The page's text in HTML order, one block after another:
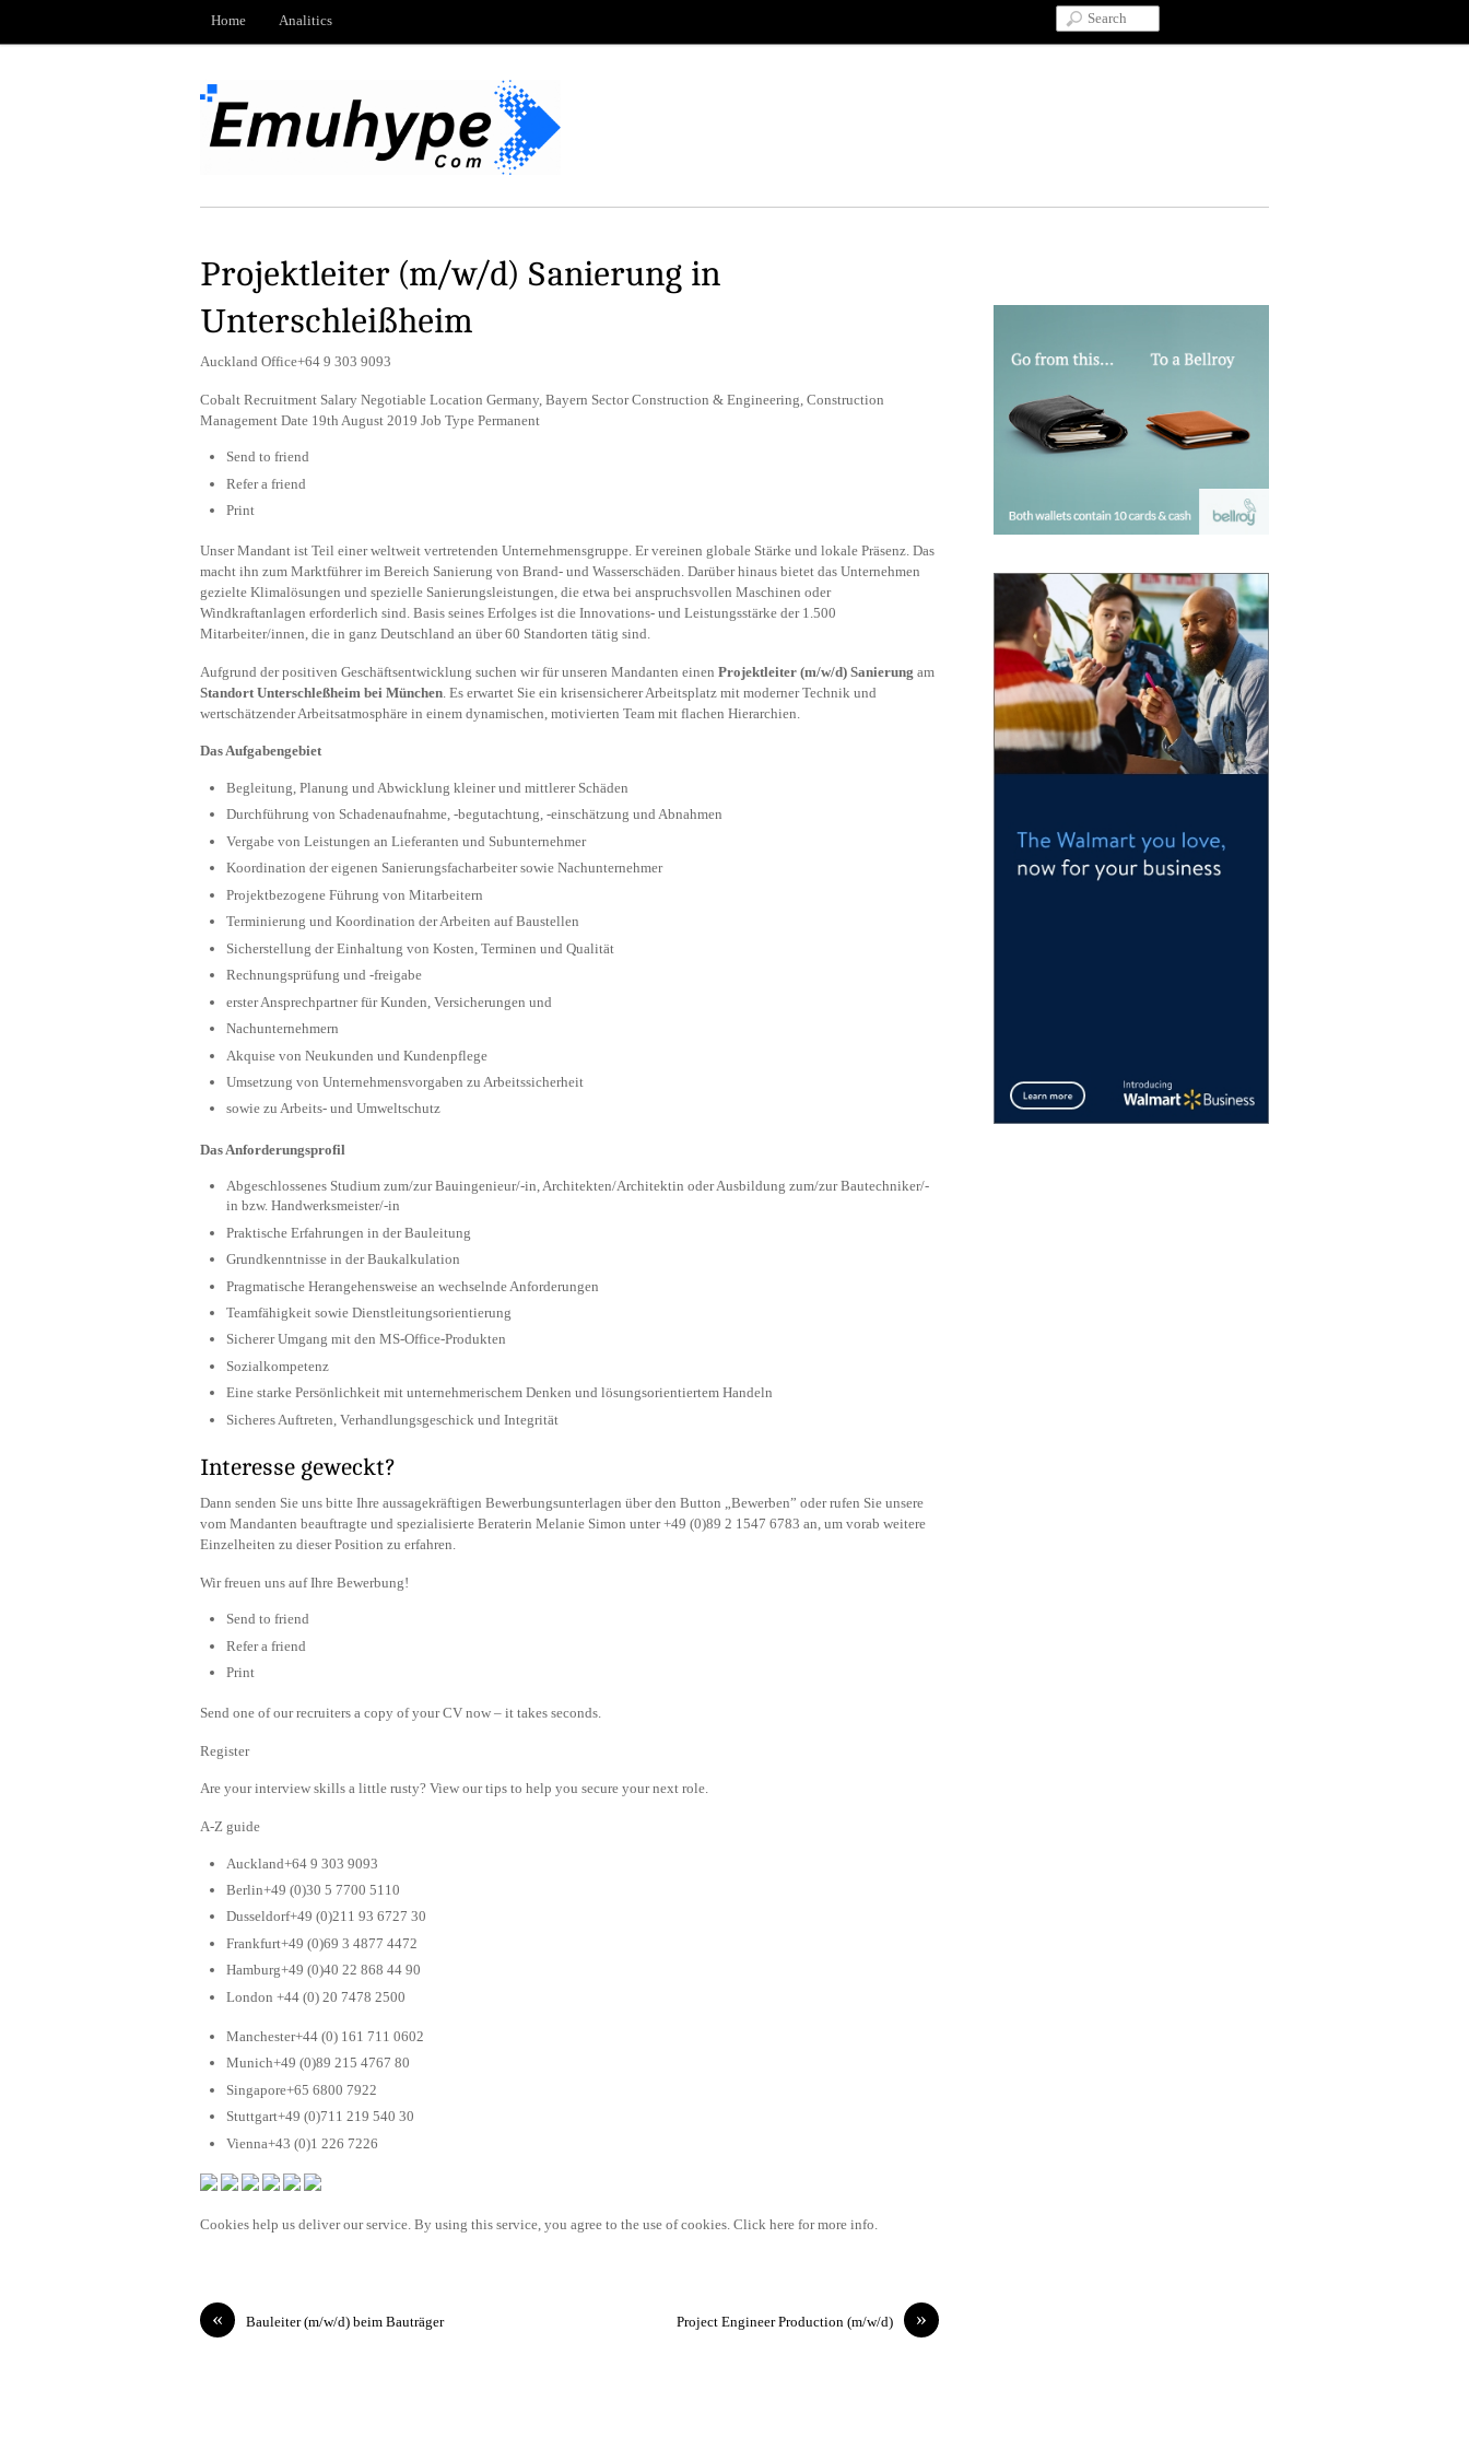
Home Analitics
Projektleiter (m/w/d) Sanierung in
Unterschleißheim
Auckland Office+64 9 303 9093
Cobalt Recruitment Salary Negotiable Location Germany, Bayern Sector Construction & Engineering, Construction
Management Date 19th August 2019 Job Type Permanent
Send to friend
Refer a friend
Print
Unser Mandant ist Teil einer weltweit vertretenden Unternehmensgruppe. Er vereinen globale Stärke und lokale Präsenz. Das
macht ihn zum Marktführer im Bereich Sanierung von Brand- und Wasserschäden. Darüber hinaus bietet das Unternehmen
gezielte Klimalösungen und spezielle Sanierungsleistungen, die etwa bei anspruchsvollen Maschinen oder
Windkraftanlagen erforderlich sind. Basis seines Erfolges ist die Innovations- und Leistungsstärke der 1.500
Mitarbeiter/innen, die in ganz Deutschland an über 60 Standorten tätig sind.
Aufgrund der positiven Geschäftsentwicklung suchen wir für unseren Mandanten einen Projektleiter (m/w/d) Sanierung am
Standort Unterschleßheim bei München . Es erwartet Sie ein krisensicherer Arbeitsplatz mit moderner Technik und
wertschätzender Arbeitsatmosphäre in einem dynamischen, motivierten Team mit flachen Hierarchien.
Das Aufgabengebiet
Begleitung, Planung und Abwicklung kleiner und mittlerer Schäden
Durchführung von Schadenaufnahme, -begutachtung, -einschätzung und Abnahmen
Vergabe von Leistungen an Lieferanten und Subunternehmer
Koordination der eigenen Sanierungsfacharbeiter sowie Nachunternehmer
Projektbezogene Führung von Mitarbeitern
Terminierung und Koordination der Arbeiten auf Baustellen
Sicherstellung der Einhaltung von Kosten, Terminen und Qualität
Rechnungsprüfung und -freigabe
erster Ansprechpartner für Kunden, Versicherungen und
Nachunternehmern
Akquise von Neukunden und Kundenpflege
Umsetzung von Unternehmensvorgaben zu Arbeitssicherheit
sowie zu Arbeits- und Umweltschutz
Das Anforderungsprofil
Abgeschlossenes Studium zum/zur Bauingenieur/-in, Architekten/Architektin oder Ausbildung zum/zur Bautechniker/-
in bzw. Handwerksmeister/-in
Praktische Erfahrungen in der Bauleitung
Grundkenntnisse in der Baukalkulation
Pragmatische Herangehensweise an wechselnde Anforderungen
Teamfähigkeit sowie Dienstleitungsorientierung
Sicherer Umgang mit den MS-Office-Produkten
Sozialkompetenz
Eine starke Persönlichkeit mit unternehmerischem Denken und lösungsorientiertem Handeln
Sicheres Auftreten, Verhandlungsgeschick und Integrität
Interesse geweckt?
Dann senden Sie uns bitte Ihre aussagekräftigen Bewerbungsunterlagen über den Button „Bewerben” oder rufen Sie unsere
vom Mandanten beauftragte und spezialisierte Beraterin Melanie Simon unter +49 (0)89 2 1547 6783 an, um vorab weitere
Einzelheiten zu dieser Position zu erfahren.
Wir freuen uns auf Ihre Bewerbung!
Send to friend
Refer a friend
Print
Send one of our recruiters a copy of your CV now – it takes seconds.
Register
Are your interview skills a little rusty? View our tips to help you secure your next role.
A-Z guide
Auckland+64 9 303 9093
Berlin+49 (0)30 5 7700 5110
Dusseldorf+49 (0)211 93 6727 30
Frankfurt+49 (0)69 3 4877 4472
Hamburg+49 (0)40 22 868 44 90
London +44 (0) 20 7478 2500
Manchester+44 (0) 161 711 0602
Munich+49 (0)89 215 4767 80
Singapore+65 6800 7922
Stuttgart+49 (0)711 219 540 30
Vienna+43 (0)1 226 7226
Cookies help us deliver our service. By using this service, you agree to the use of cookies. Click here for more info.
« Bauleiter (m/w/d) beim Bauträger »
Project Engineer Production (m/w/d)